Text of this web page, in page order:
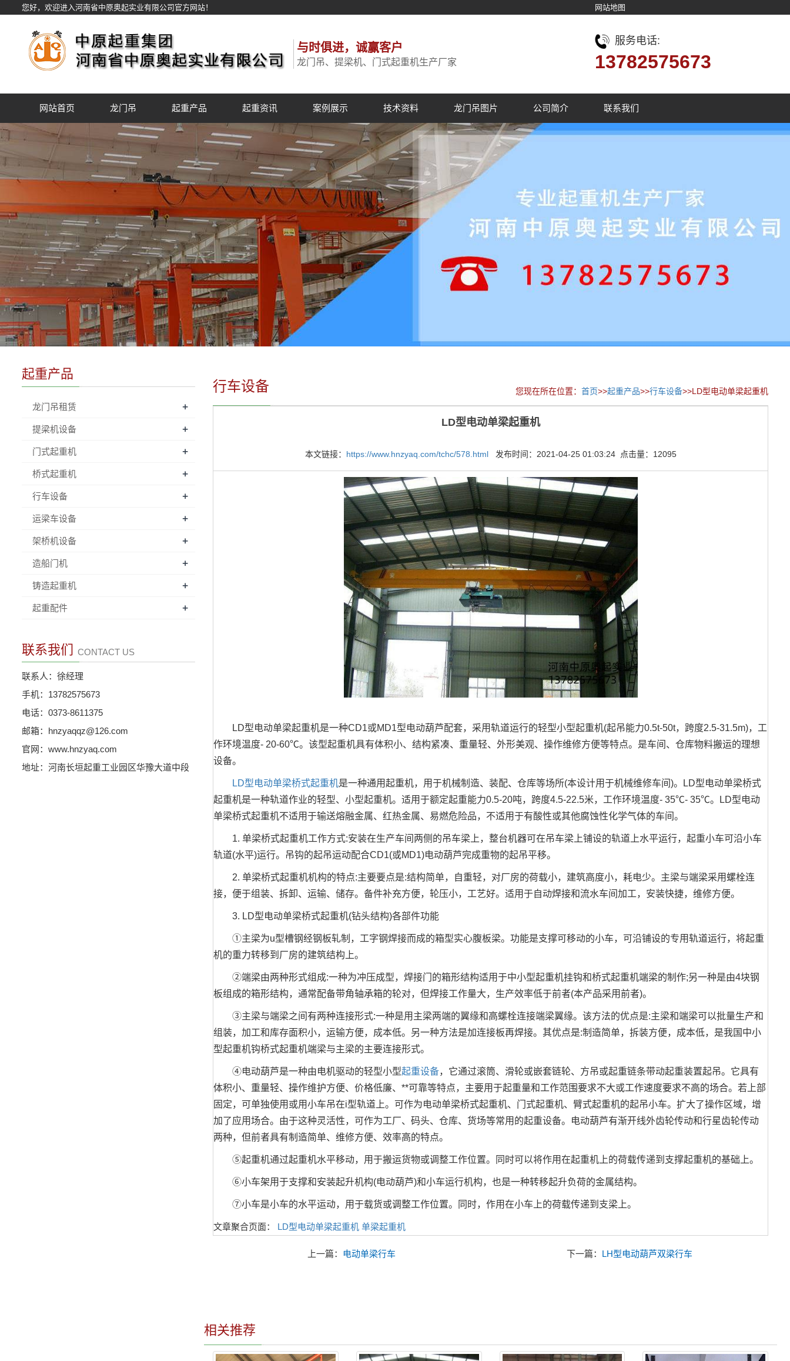
您好，欢迎进入河南省中原奥起实业有限公司官方网站！ 网站地图
与时俱进，诚赢客户
龙门吊、提梁机、门式起重机生产厂家
服务电话:
13782575673
网站首页 龙门吊 起重产品 起重资讯 案例展示 技术资料 龙门吊图片 公司简介 联系我们
行车设备 您现在所在位置： 首页>>起重产品>>行车设备>>LD型电动单梁起重机
LD型电动单梁起重机
本文链接： https://www.hnzyaq.com/tchc/578.html发布时间：2021-04-25 01:03:24 点击量：12095
LD型电动单梁起重机是一种CD1或MD1型电动葫芦配套，采用轨道运行的轻型小型起重机(起吊能力0.5t-50t，跨度2.5-31.5m)，工
作环境温度- 20-60℃。该型起重机具有体积小、结构紧凑、重量轻、外形美观、操作维修方便等特点。是车间、仓库物料搬运的理想
设备。
LD型电动单梁桥式起重机是一种通用起重机，用于机械制造、装配、仓库等场所(本设计用于机械维修车间)。LD型电动单梁桥式
起重机是一种轨道作业的轻型、小型起重机。适用于额定起重能力0.5-20吨，跨度4.5-22.5米，工作环境温度- 35℃- 35℃。LD型电动
单梁桥式起重机不适用于输送熔融金属、红热金属、易燃危险品，不适用于有酸性或其他腐蚀性化学气体的车间。
1. 单梁桥式起重机工作方式:安装在生产车间两侧的吊车梁上，整台机器可在吊车梁上铺设的轨道上水平运行，起重小车可沿小车
轨道(水平)运行。吊钩的起吊运动配合CD1(或MD1)电动葫芦完成重物的起吊平移。
2. 单梁桥式起重机机构的特点:主要要点是:结构简单，自重轻，对厂房的荷载小，建筑高度小，耗电少。主梁与端梁采用螺栓连
接，便于组装、拆卸、运输、储存。备件补充方便，轮压小，工艺好。适用于自动焊接和流水车间加工，安装快捷，维修方便。
3. LD型电动单梁桥式起重机(钻头结构)各部件功能
①主梁为u型槽钢经钢板轧制，工字钢焊接而成的箱型实心腹板梁。功能是支撑可移动的小车，可沿铺设的专用轨道运行，将起重
机的重力转移到厂房的建筑结构上。
②端梁由两种形式组成:一种为冲压成型，焊接门的箱形结构适用于中小型起重机挂钩和桥式起重机端梁的制作;另一种是由4块钢
板组成的箱形结构，通常配备带角轴承箱的轮对，但焊接工作量大，生产效率低于前者(本产品采用前者)。
③主梁与端梁之间有两种连接形式:一种是用主梁两端的翼缘和高螺栓连接端梁翼缘。该方法的优点是:主梁和端梁可以批量生产和
组装，加工和库存面积小，运输方便，成本低。另一种方法是加连接板再焊接。其优点是:制造简单，拆装方便，成本低，是我国中小
型起重机钩桥式起重机端梁与主梁的主要连接形式。
④电动葫芦是一种由电机驱动的轻型小型起重设备，它通过滚筒、滑轮或嵌套链轮、方吊或起重链条带动起重装置起吊。它具有
体积小、重量轻、操作维护方便、价格低廉、**可靠等特点，主要用于起重量和工作范围要求不大或工作速度要求不高的场合。若上部
固定，可单独使用或用小车吊在i型轨道上。可作为电动单梁桥式起重机、门式起重机、臂式起重机的起吊小车。扩大了操作区域，增
加了应用场合。由于这种灵活性，可作为工厂、码头、仓库、货场等常用的起重设备。电动葫芦有渐开线外齿轮传动和行星齿轮传动
两种，但前者具有制造简单、维修方便、效率高的特点。
⑤起重机通过起重机水平移动，用于搬运货物或调整工作位置。同时可以将作用在起重机上的荷载传递到支撑起重机的基础上。
⑥小车架用于支撑和安装起升机构(电动葫芦)和小车运行机构，也是一种转移起升负荷的金属结构。
⑦小车是小车的水平运动，用于载货或调整工作位置。同时，作用在小车上的荷载传递到支梁上。
文章聚合页面： LD型电动单梁起重机 单梁起重机
上一篇： 电动单梁行车 下一篇： LH型电动葫芦双梁行车
相关推荐
起重产品
龙门吊租赁 +
提梁机设备 +
门式起重机 +
桥式起重机 +
行车设备 +
运梁车设备 +
架桥机设备 +
造船门机 +
铸造起重机 +
起重配件 +
联系我们 CONTACT US
联系人：徐经理
手机：13782575673
电话：0373-8611375
邮箱：hnzyaqqz@126.com
官网：www.hnzyaq.com
地址：河南长垣起重工业园区华豫大道中段